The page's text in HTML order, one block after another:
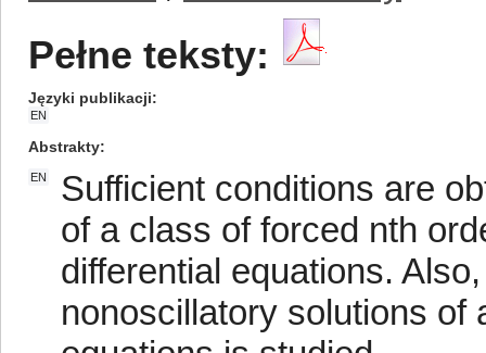
Pełne teksty:
Języki publikacji
EN
Abstrakty
EN
Sufficient conditions are
of a class of forced nth
differential equations.
nonoscillatory solutions of